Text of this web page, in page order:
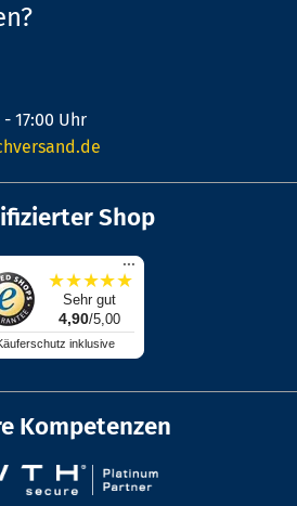
17:00 Uhr
Shop
...
★★★★★
Sehr gut
4,90/5,00
inklusive
Kompetenzen